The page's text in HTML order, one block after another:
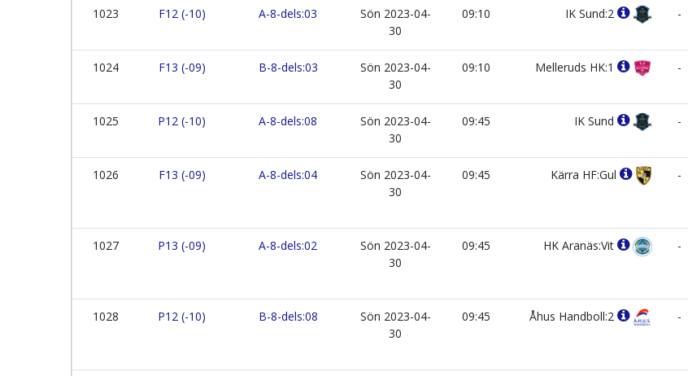
1023 F12 (-10) A-8-dels:03
Sön 2023-04-
30
09:10 IK Sund:2 -
1024 F13 (-09) B-8-dels:03
Sön 2023-04-
30
09:10 Melleruds HK:1 -
1025 P12 (-10) A-8-dels:08
Sön 2023-04-
30
09:45 IK Sund -
1026 F13 (-09) A-8-dels:04
Sön 2023-04-
30
09:45 Kärra HF:Gul -
1027 P13 (-09) A-8-dels:02
Sön 2023-04-
30
09:45 HK Aranäs:Vit -
1028 P12 (-10) B-8-dels:08
Sön 2023-04-
30
09:45 Åhus Handboll:2 -